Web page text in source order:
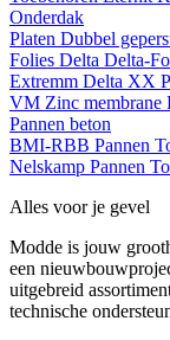
Onderdak
Platen Dubbel
Folies Delta Delta-
Extremm Delta XX
VM Zinc membrane
Pannen beton
BMI-RBB Pannen
Nelskamp Pannen
Alles voor je gevel
Modde is jouw
een
uitgebreid
technische